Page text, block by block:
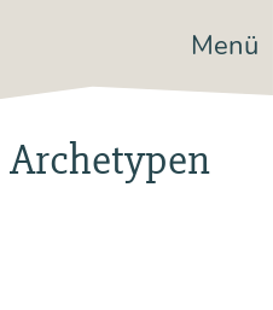
Menü
Archetypen